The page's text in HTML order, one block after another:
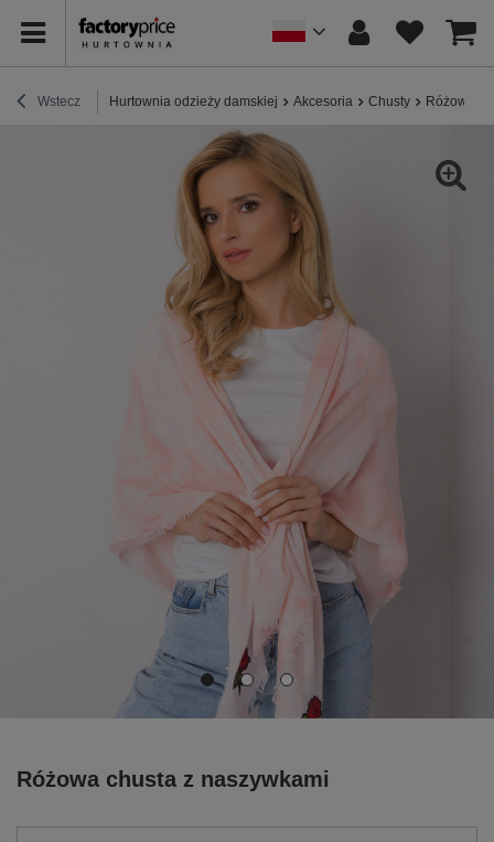
Wstecz Hurtownia odzieży damskiej Akcesoria Chusty Różowa
Różowa chusta z naszywkami